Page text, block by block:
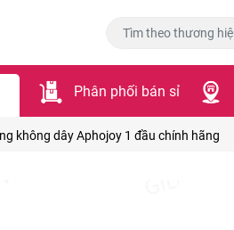
Phân phối bán sỉ
không dây Aphojoy 1 đầu chính hãng